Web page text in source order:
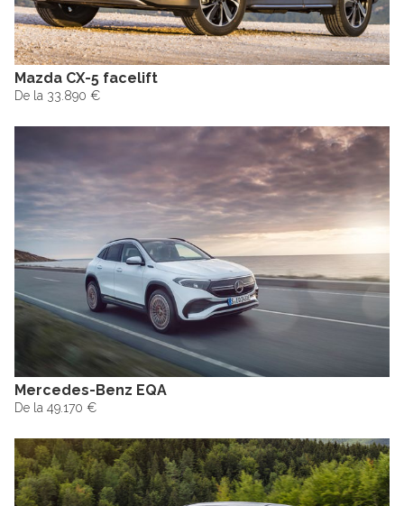
Mazda CX-5 facelift
De la 33.890 €
Mercedes-Benz EQA
De la 49.170 €